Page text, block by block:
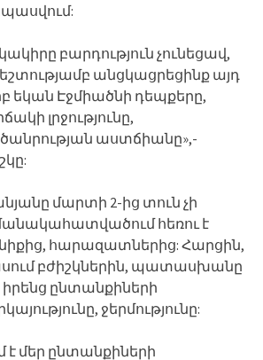
բարդություն չունեցավ,
անցկացրեցինք այդ
եկան Էջմիածնի դեպքերը,
լրջությունը,
աստճիանը»,-
մարտի 2-ից տուն չի
հեռու է
հարազատներից: Հարցին,
բժիշկներին, պատասխանը
ընտանքիների
ջերմությունը:
է մեր ընտանքիների